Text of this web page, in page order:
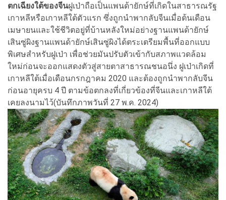
ตกเฉียงใต้ของจีนฝูเป่าถือเป็นแพนด้ายักษ์ที่เกิดในสาธารณรัฐ
เกาหลีหรือเกาหลีใต้ตัวแรก ซึ่งถูกนำพากลับจีนเมื่อต้นเดือน
เมษายนและใช้ชีวิตอยู่ที่บ้านหลังใหม่อย่างฐานแพนด้ายักษ์
เสินซู่ผิงฐานแพนด้ายักษ์เสินซู่ผิงได้ตระเตรียมพื้นที่ออกแบบ
พิเศษสำหรับฝูเป่า เพื่อช่วยมันปรับตัวเข้ากับสภาพแวดล้อม
ใหม่ก่อนจะออกแสดงตัวสู่สายตาสาธารณชนอนึ่ง ฝูเป่าเกิดที่
เกาหลีใต้เมื่อเดือนกรกฎาคม 2020 และต้องถูกนำพากลับจีน
ก่อนอายุครบ 4 ปี ตามข้อตกลงที่เกี่ยวข้องที่จีนและเกาหลีใต้
เคยลงนามไว้(บันทึกภาพวันที่ 27 พ.ค. 2024)